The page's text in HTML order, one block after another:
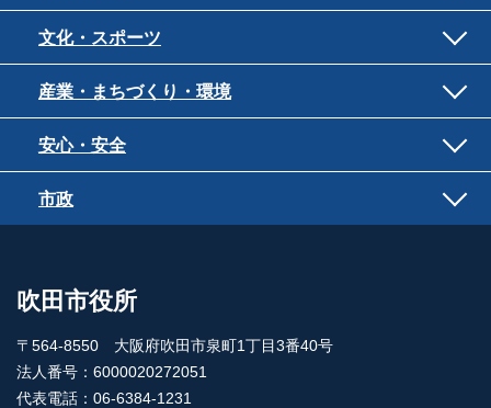
文化・スポーツ
産業・まちづくり・環境
安心・安全
市政
吹田市役所
〒564-8550 大阪府吹田市泉町1丁目3番40号
法人番号：6000020272051
代表電話：06-6384-1231